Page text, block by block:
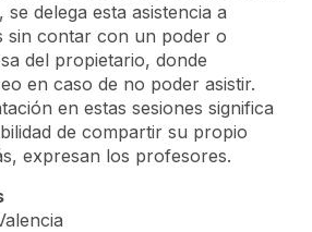
delega esta asistencia a
sin contar con un poder o
del propietario, donde
en caso de no poder asistir.
en estas sesiones significa
de compartir su propio
expresan los profesores.